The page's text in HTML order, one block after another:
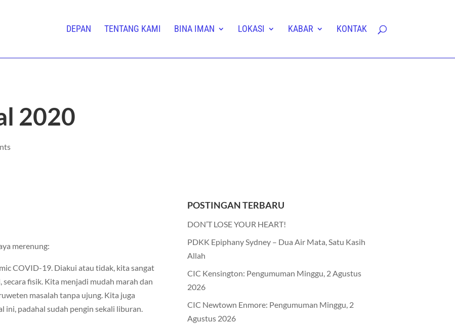
DEPAN TENTANG KAMI BINA IMAN LOKASI KABAR KONTAK
2020
merenung:
COVID-19. Diakui atau tidak, kita sangat
fisik. Kita menjadi mudah marah dan
masalah tanpa ujung. Kita juga
padahal sudah pengin sekali liburan.
POSTINGAN TERBARU
DON’T LOSE YOUR HEART!
PDKK Epiphany Sydney – Dua Air Mata, Satu Kasih
Allah
CIC Kensington: Pengumuman Minggu, 2 Agustus
2026
CIC Newtown Enmore: Pengumuman Minggu, 2
Agustus 2026